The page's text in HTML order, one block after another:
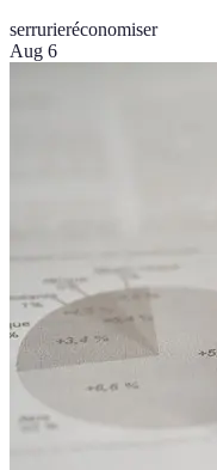
serrurieréconomiser
Aug 6